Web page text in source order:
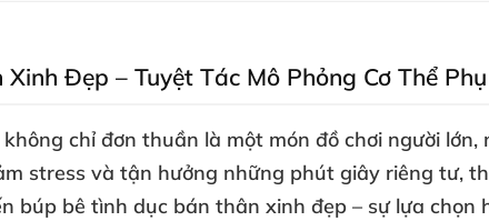
Đẹp – Tuyệt Tác Mô Phỏng Cơ Thể
chỉ đơn thuần là một món đồ chơi người lớn,
stress và tận hưởng những phút giây riêng tư,
búp bê tình dục bán thân xinh đẹp – sự lựa chọn